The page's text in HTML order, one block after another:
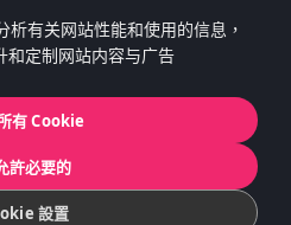
有关网站性能和使用的信息，
和定制网站内容与广告
有 Cookie
許必要的
設置
AB & Friends